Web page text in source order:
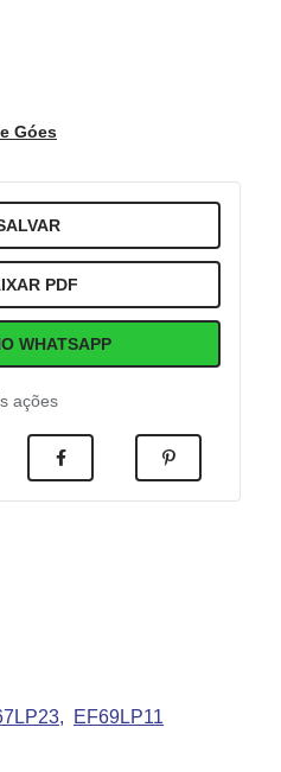
Góes
PDF
WHATSAPP
ações
EF69LP11